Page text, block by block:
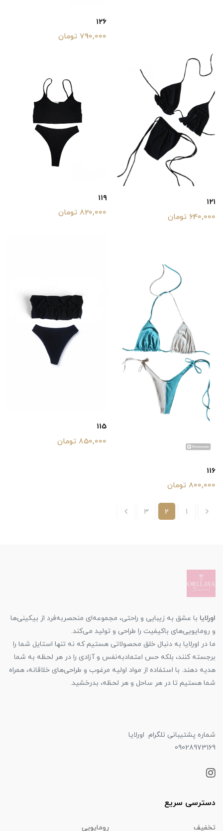
۱۲۶
790,000 تومان
۱۲۱
640,000 تومان
۱۱۹
820,000 تومان
116
800,000 تومان
115
850,000 تومان
1
2
3
اورلایا با عشق به زیبایی و راحتی، مجموعه‌ای منحصربه‌فرد از بیکینی‌ها
و رومایویی‌های باکیفیت را طراحی و تولید می‌کند.
ما در اورلایا به دنبال خلق محصولاتی هستیم که نه تنها استایل شما را
برجسته کنند، بلکه حس اعتمادبه‌نفس و آزادی را در هر لحظه به شما
هدیه دهند. با استفاده از مواد اولیه مرغوب و طراحی‌های خلاقانه، همراه
شما هستیم تا در هر ساحل و هر لحظه، بدرخشید.
شماره پشتیبانی تلگرام اورلایا
09028973169
دسترسی سریع
تخفیف رومایویی